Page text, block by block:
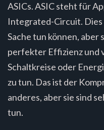
ASICs. ASIC steht für
Integrated-Circuit. Dies
Sache tun können, aber
perfekter Effizienz und
Schaltkreise oder
zu tun. Das ist der
anderes, aber sie sind
tun.